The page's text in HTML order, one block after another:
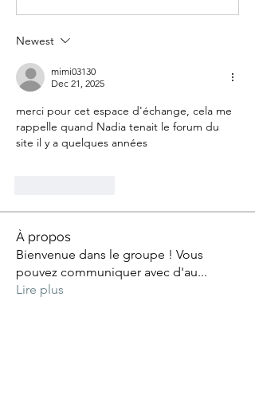
Newest
mimi03130
Dec 21, 2025
merci pour cet espace d'échange, cela me
rappelle quand Nadia tenait le forum du
site il y a quelques années
À propos
Bienvenue dans le groupe ! Vous
pouvez communiquer avec d'au...
Lire plus